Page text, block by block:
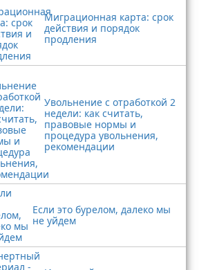
Миграционная карта: срок
действия и порядок
продления
Увольнение с отработкой 2
недели: как считать,
правовые нормы и
процедура увольнения,
рекомендации
Если это бурелом, далеко мы
не уйдем